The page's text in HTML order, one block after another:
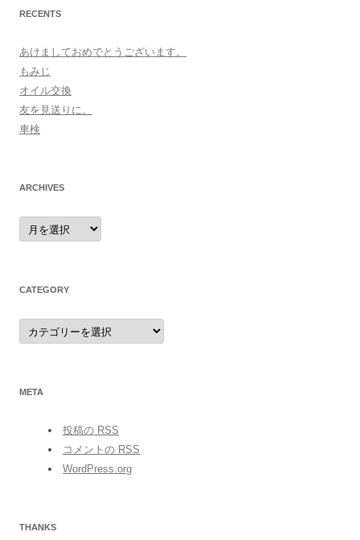
RECENTS
あけましておめでとうございます。
もみじ
オイル交換
友を見送りに。
車検
ARCHIVES
archives
CATEGORY
category
META
投稿の RSS
コメントの RSS
WordPress.org
THANKS